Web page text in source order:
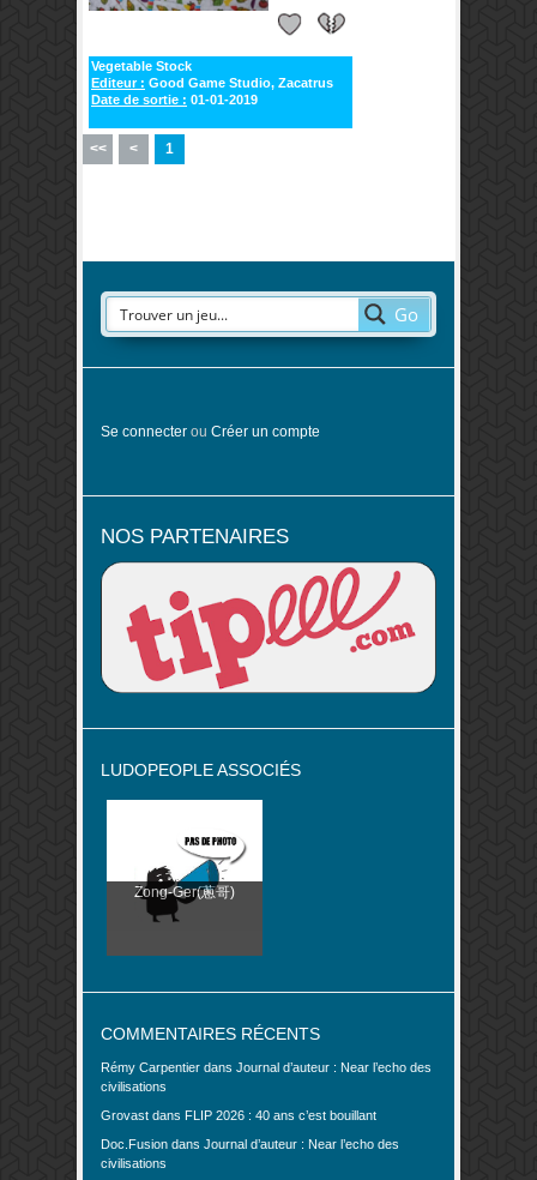
Vegetable Stock
Editeur : Good Game Studio, Zacatrus
Date de sortie : 01-01-2019
<< < 1
Go
Se connecter ou Créer un compte
NOS PARTENAIRES
LUDOPEOPLE ASSOCIÉS
Zong-Ger(蔥哥)
COMMENTAIRES RÉCENTS
Rémy Carpentier dans Journal d’auteur : Near l’echo des
civilisations
Grovast dans FLIP 2026 : 40 ans c’est bouillant
Doc.Fusion dans Journal d’auteur : Near l’echo des
civilisations